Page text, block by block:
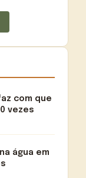
com que
vezes
água em